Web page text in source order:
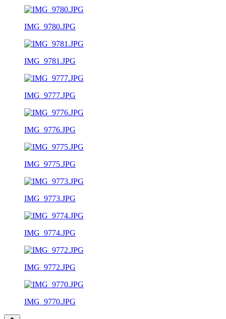
IMG_9780.JPG
IMG_9781.JPG
IMG_9777.JPG
IMG_9776.JPG
IMG_9775.JPG
IMG_9773.JPG
IMG_9774.JPG
IMG_9772.JPG
IMG_9770.JPG